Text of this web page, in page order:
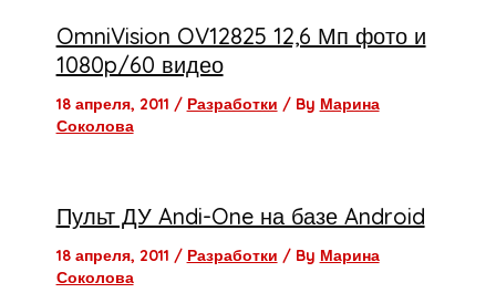
OmniVision OV12825 12,6 Мп фото и
1080p/60 видео
18 апреля, 2011 / Разработки / By Марина
Соколова
Пульт ДУ Andi-One на базе Android
18 апреля, 2011 / Разработки / By Марина
Соколова